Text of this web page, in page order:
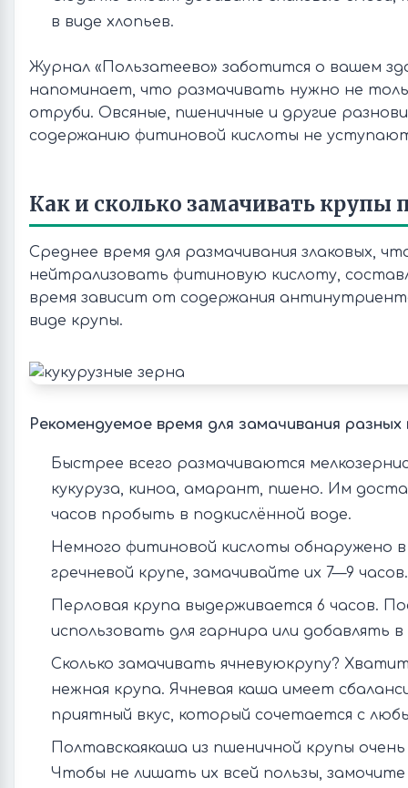
в виде хлопьев.
Журнал «Пользатеево» заботится о вашем
напоминает, что размачивать нужно не
отруби. Овсяные, пшеничные и другие
содержанию фитиновой кислоты не уступают
Как и сколько замачивать крупы
Среднее время для размачивания злаковых,
нейтрализовать фитиновую кислоту,
время зависит от содержания
виде крупы.
Рекомендуемое время для замачивания разных
Быстрее всего размачиваются
кукуруза, киноа, амарант, пшено. Им
часов пробыть в подкислённой воде.
Немного фитиновой кислоты обнаружено
гречневой крупе, замачивайте их 7—9 часов.
Перловая крупа выдерживается 6 часов.
использовать для гарнира или добавлять в
Сколько замачивать ячневуюкрупу?
нежная крупа. Ячневая каша имеет
приятный вкус, который сочетается с
Полтавскаякаша из пшеничной крупы
Чтобы не лишать их всей пользы,